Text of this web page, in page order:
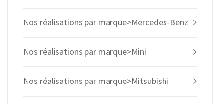
Nos réalisations par marque>Mercedes-Benz
Nos réalisations par marque>Mini
Nos réalisations par marque>Mitsubishi